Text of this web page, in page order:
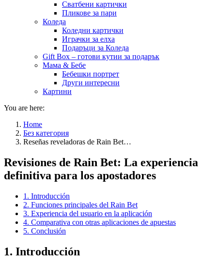
Сватбени картички
Пликове за пари
Коледа
Коледни картички
Играчки за елха
Подаръци за Коледа
Gift Box – готови кутии за подарък
Мама & Бебе
Бебешки портрет
Други интересни
Картини
You are here:
Home
Без категория
Reseñas reveladoras de Rain Bet…
Revisiones de Rain Bet: La experiencia
definitiva para los apostadores
1. Introducción
2. Funciones principales del Rain Bet
3. Experiencia del usuario en la aplicación
4. Comparativa con otras aplicaciones de apuestas
5. Conclusión
1. Introducción